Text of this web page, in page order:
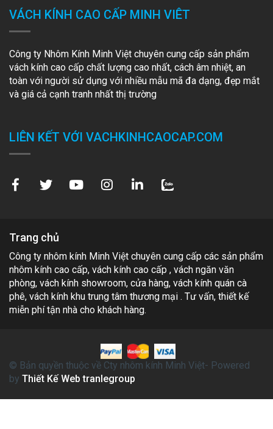
Trang chủ
Công ty nhôm kính Minh Việt chuyên cung cấp các sản phẩm
nhôm kính cao cấp, vách kính cao cấp , vách ngăn văn
phòng, vách kính showroom, cửa hàng, vách kính quán cà
phê, vách kính khu trung tâm thương mại . Tư vấn, thiết kế
miễn phí tận nhà cho khách hàng.
VÁCH KÍNH CAO CẤP MINH VIÊT
Công ty Nhôm Kính Minh Việt chuyên cung cấp sản phẩm
vách kính cao cấp chất lượng cao nhất, cách âm nhiệt, an
toàn với người sử dụng với nhiều mẫu mã đa dạng, đẹp mắt
và giá cả cạnh tranh nhất thị trường
LIÊN KẾT VỚI VACHKINHCAOCAP.COM
© Bản quyền thuộc về Cty nhôm kính Minh Việt- Powered
by Thiết Kế Web tranlegroup